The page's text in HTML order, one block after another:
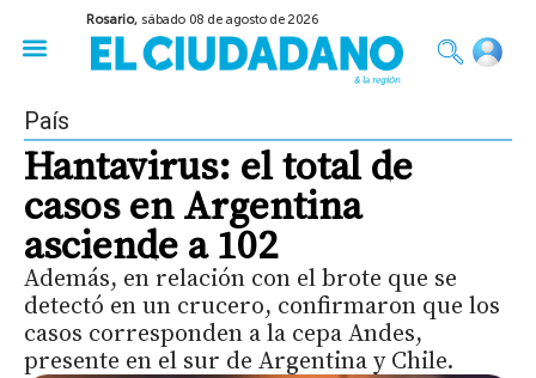
Rosario, sábado 08 de agosto de 2026
País
Hantavirus: el total de
casos en Argentina
asciende a 102
Además, en relación con el brote que se
detectó en un crucero, confirmaron que los
casos corresponden a la cepa Andes,
presente en el sur de Argentina y Chile.